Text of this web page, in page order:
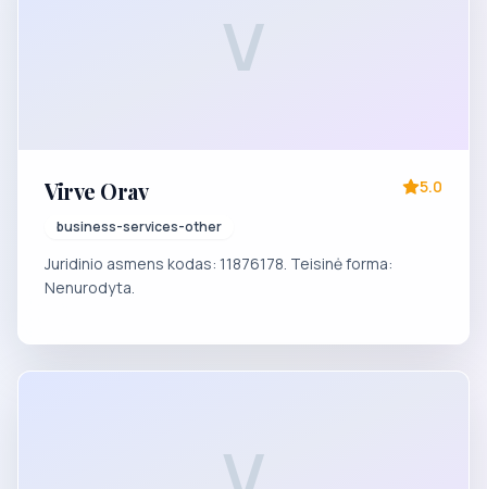
V
Virve Orav
business-services-other
5.0
Juridinio asmens kodas: 11876178. Teisinė forma:
Nenurodyta.